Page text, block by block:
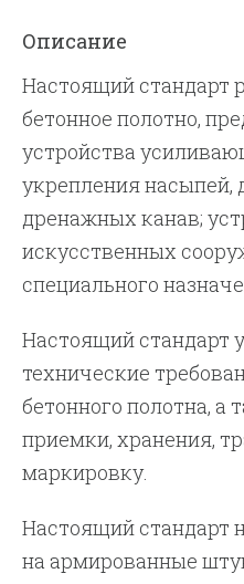
Описание
Настоящий стандарт
бетонное полотно,
устройства
укрепления насыпей,
дренажных канав;
искусственных
специального
Настоящий стандарт
технические
бетонного полотна, а
приемки, хранения,
маркировку.
Настоящий стандарт
на армированные